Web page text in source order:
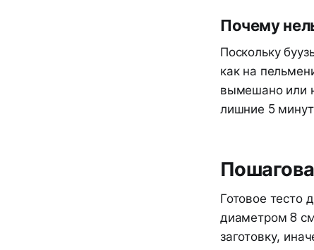
Почему
Поскольку
как на
вымешано или
лишние 5
Готовое тесто
диаметром 8
заготовку,